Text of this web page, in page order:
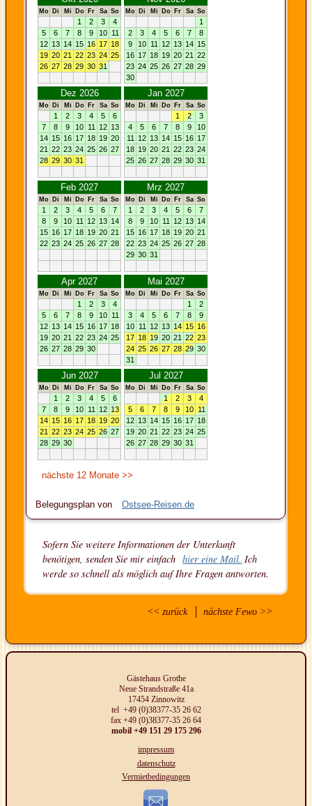
Belegungsplan von Ostsee-Reisen.de
Sofern Sie weitere Informationen der Unterkunft
benötigen, senden Sie mir einfach hier eine Mail. Ich
werde so schnell als möglich auf Ihre Fragen antworten.
nächste Fewo >>
<< zurück
Gästehaus Grothe
Neue Strandstraße 41a
17454 Zinnowitz
tel +49 (0)38377-35 26 62
fax +49 (0)38377-35 26 64
mobil +49 151 29 175 296
impressum
datenschutz
Vermietbedingungen